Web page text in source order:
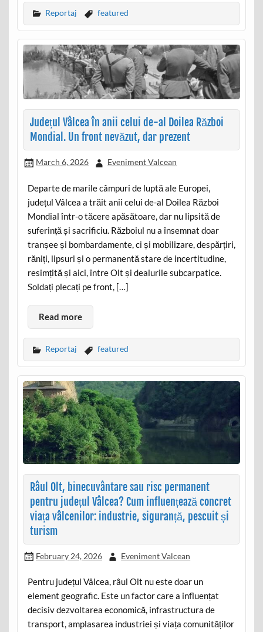
Reportaj featured
Județul Vâlcea în anii celui de-al Doilea Război
Mondial. Un front nevăzut, dar prezent
March 6, 2026 Eveniment Valcean
Departe de marile câmpuri de luptă ale Europei,
județul Vâlcea a trăit anii celui de-al Doilea Război
Mondial într-o tăcere apăsătoare, dar nu lipsită de
suferință și sacrificiu. Războiul nu a însemnat doar
tranșee și bombardamente, ci și mobilizare, despărțiri,
răniți, lipsuri și o permanentă stare de incertitudine,
resimțită și aici, între Olt și dealurile subcarpatice.
Soldați plecați pe front, […]
Read more
Reportaj featured
Râul Olt, binecuvântare sau risc permanent
pentru județul Vâlcea? Cum influențează concret
viața vâlcenilor: industrie, siguranță, pescuit și
turism
February 24, 2026 Eveniment Valcean
Pentru județul Vâlcea, râul Olt nu este doar un
element geografic. Este un factor care a influențat
decisiv dezvoltarea economică, infrastructura de
transport, amplasarea industriei și viața comunităților